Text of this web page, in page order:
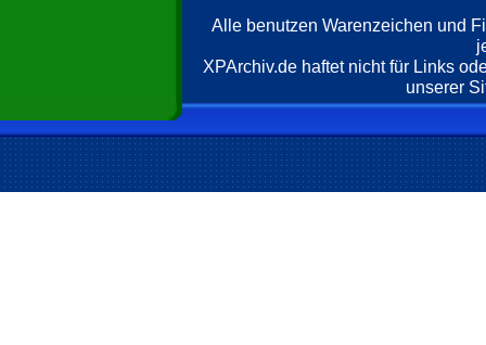
Alle benutzen Warenzeichen und
XPArchiv.de haftet nicht für Links
unserer